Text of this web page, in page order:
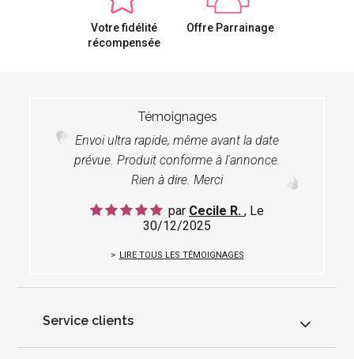
Votre fidélité
récompensée
Offre Parrainage
Témoignages
Envoi ultra rapide, même avant la date
prévue. Produit conforme à l'annonce.
Rien à dire. Merci
par Cecile R. , Le
30/12/2025
LIRE TOUS LES TÉMOIGNAGES
Service clients